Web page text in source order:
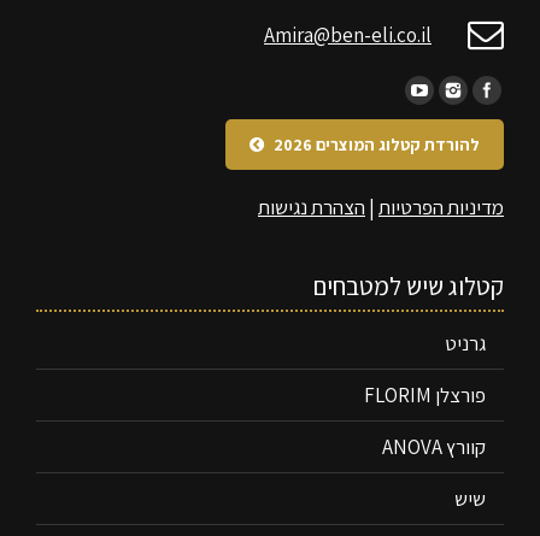
Amira@ben-eli.co.il
להורדת קטלוג המוצרים 2026
מדיניות הפרטיות | הצהרת נגישות
קטלוג שיש למטבחים
גרניט
פורצלן FLORIM
קוורץ ANOVA
שיש